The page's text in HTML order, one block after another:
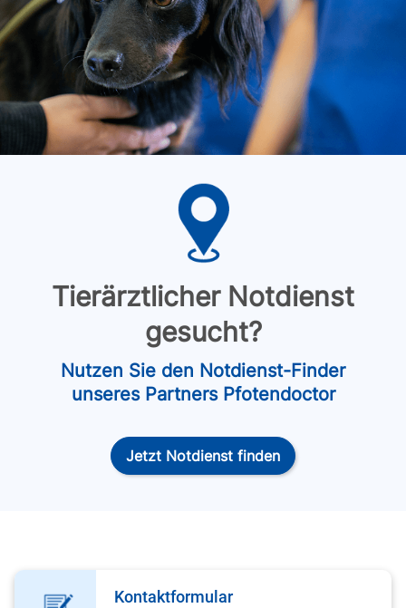
Tierärztlicher Notdienst
gesucht?
Nutzen Sie den Notdienst-Finder
unseres Partners Pfotendoctor
Jetzt Notdienst finden
Kontaktformular